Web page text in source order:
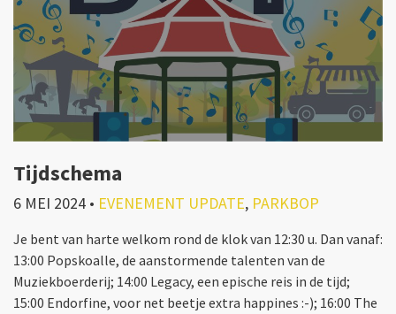
Tijdschema
6 MEI 2024 • EVENEMENT UPDATE, PARKBOP
Je bent van harte welkom rond de klok van 12:30 u. Dan vanaf:
13:00 Popskoalle, de aanstormende talenten van de
Muziekboerderij; 14:00 Legacy, een epische reis in de tijd;
15:00 Endorfine, voor net beetje extra happines :-); 16:00 The